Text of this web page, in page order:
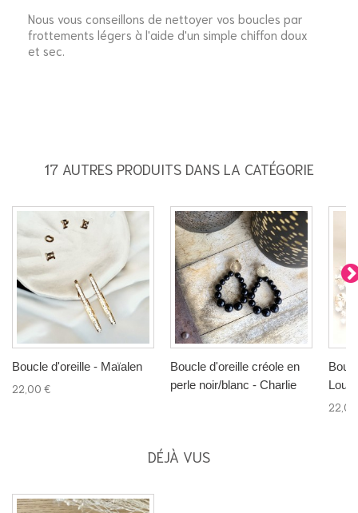
Nous vous conseillons de nettoyer vos boucles par
frottements légers à l'aide d'un simple chiffon doux
et sec.
17 AUTRES PRODUITS DANS LA CATÉGORIE
Boucle d'oreille - Maïalen
22,00 €
Boucle d'oreille créole en
perle noir/blanc - Charlie
DÉJÀ VUS